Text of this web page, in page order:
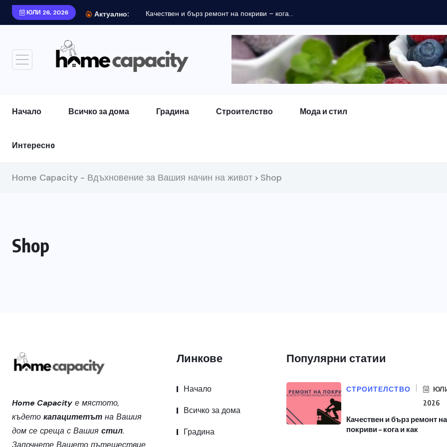
ЮЛИ 26, 2026 Актуално: Качествен и бърз ремонт на покриви – кога...
Начало Всичко за дома Градина Строителство Мода и стил
Интереснo
Home Capacity - Вдъхновение за Вашия начин на живот > Shop
Shop
Home Capacity е мястото,
където капацитетът на Вашия
дом се среща с Вашия стил.
Започнете Вашето пътешествие
Линкове
Начало
Всичко за дома
Градина
Популярни статии
СТРОИТЕЛСТВО
2026
Качествен и бърз ремонт на
покриви – кога и как